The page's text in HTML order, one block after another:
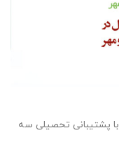
انجمن یاران دانش و مهر در مهرماه سال ۱۳۷۹ با پشتیبانی تحصیلی سه